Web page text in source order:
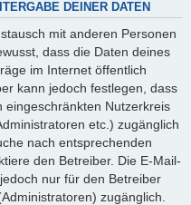
DEINER DATEN
mit anderen Personen
dass die Daten deines
im Internet öffentlich
kann jedoch festlegen, dass
Nutzerkreis
etc.) zugänglich
nach entsprechenden
den Betreiber. Die E-Mail-
nur für den Betreiber
zugänglich.